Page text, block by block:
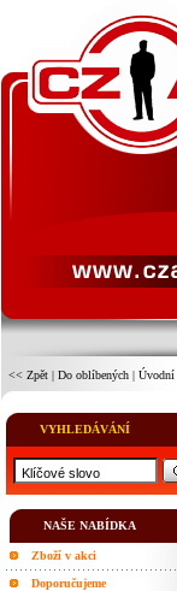
<< Zpět | Do oblíbených | Úvodní
VYHLEDÁVÁNÍ
NAŠE NABÍDKA
Zboží v akci
Doporučujeme